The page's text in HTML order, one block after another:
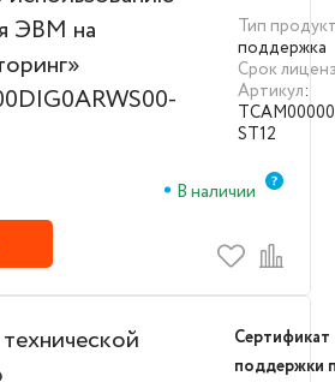
для ЭВМ на
ST12)
Тип
поддержка
Срок
Артикул:
ST12
В наличии
Сертификат
поддержки